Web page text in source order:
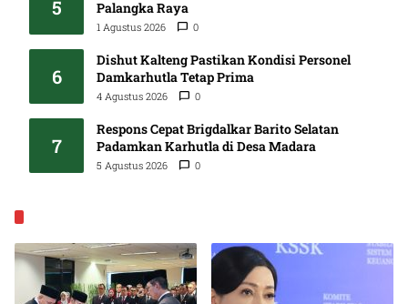
5
Palangka Raya
1 Agustus 2026 0
6
Dishut Kalteng Pastikan Kondisi Personel
Damkarhutla Tetap Prima
4 Agustus 2026 0
7
Respons Cepat Brigdalkar Barito Selatan
Padamkan Karhutla di Desa Madara
5 Agustus 2026 0